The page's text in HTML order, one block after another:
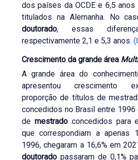
dos países da OCDE e 6,5
titulados na Alemanha. No
doutorado, essas
respectivamente 2,1 e 5,3 anos.
Crescimento da grande área
A grande área do
apresentou crescimento
proporção de títulos de
concedidos no Brasil entre
de mestradoconcedidos para
que correspondiam a apenas
1996, chegaram a 16,6% em
doutorado passaram de 0,1%